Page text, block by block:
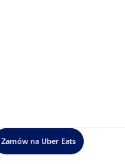
Zamów na Uber Eats